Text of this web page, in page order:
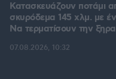
Κατασκευάζουν ποτάμι
σκυρόδεμα 145 χλμ. με
Να τερματίσουν την
07.08.2026, 10:32